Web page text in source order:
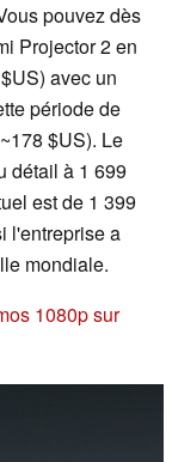
pouvez dès
Projector 2 en
avec un
période de
$US). Le
détail à 1 699
est de 1 399
l'entreprise a
mondiale.
1080p sur